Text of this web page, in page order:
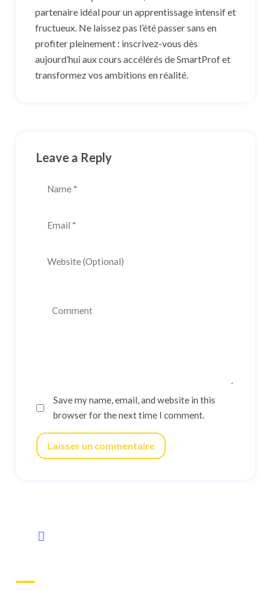
partenaire idéal pour un apprentissage intensif et
fructueux. Ne laissez pas l’été passer sans en
profiter pleinement : inscrivez-vous dès
aujourd’hui aux cours accélérés de SmartProf et
transformez vos ambitions en réalité.
Leave a Reply
Save my name, email, and website in this
browser for the next time I comment.
Laisser un commentaire